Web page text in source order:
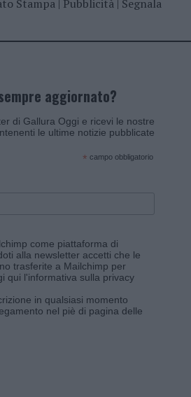
Stampa| Pubblicità| Segnala
aggiornato?
di Gallura Oggi e ricevi le nostre
le ultime notizie pubblicate
* campo obbligatorio
come piattaforma di
alla newsletter accetti che le
trasferite a Mailchimp per
qui l'informativa sulla privacy
in qualsiasi momento
nel piè di pagina delle